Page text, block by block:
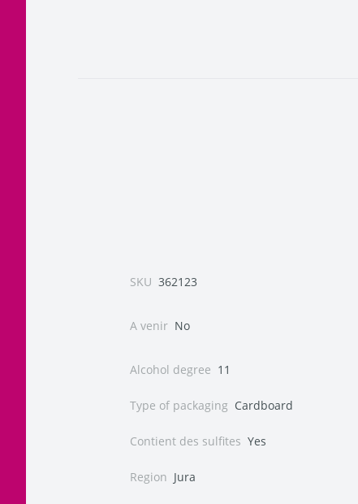
SKU 362123
A venir No
Alcohol degree 11
Type of packaging Cardboard
Contient des sulfites Yes
Region Jura